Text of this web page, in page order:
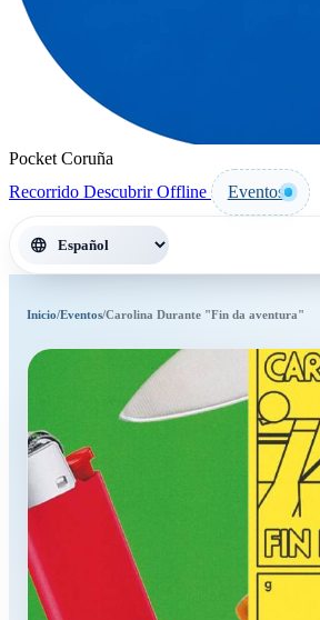
Pocket Coruña
Recorrido DescubrirOffline Eventos
language
Inicio/Eventos/Carolina Durante "Fin da aventura"